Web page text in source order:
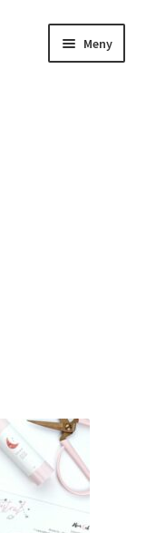
Meny